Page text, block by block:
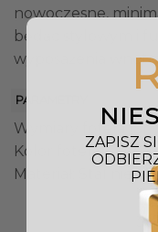
nowoczesne,
będąc stylowym i
wyposażenia
PARAMETRY
Wymiary fotela (Śr.
Kolor fotela:
Materiał: Stal
ZAPISZ